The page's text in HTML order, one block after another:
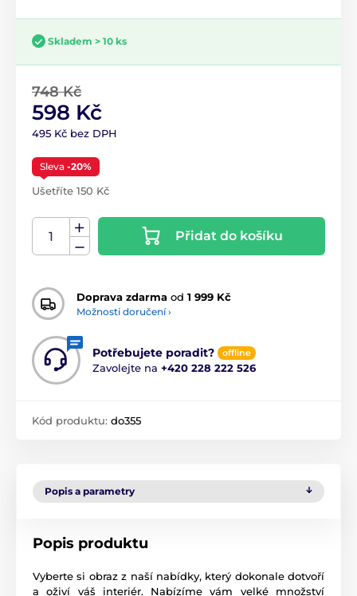
Skladem > 10 ks
748 Kč
598 Kč
495 Kč bez DPH
Sleva -20%
Ušetříte 150 Kč
Přidat do košíku
Doprava zdarma od 1 999 Kč
Možnosti doručení ›
Potřebujete poradit? offline
Zavolejte na +420 228 222 526
Kód produktu: do355
Popis a parametry
Popis produktu
Vyberte si obraz z naší nabídky, který dokonale dotvoří
a oživí váš interiér. Nabízíme vám velké množství